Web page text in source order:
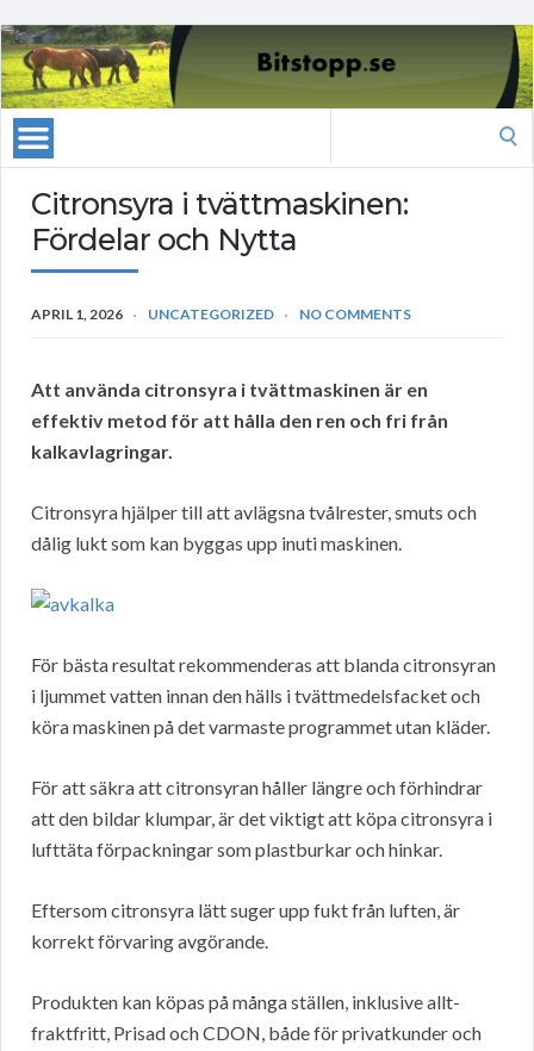
Citronsyra i tvättmaskinen:
Fördelar och Nytta
APRIL 1, 2026 UNCATEGORIZED NO COMMENTS
Att använda citronsyra i tvättmaskinen är en
effektiv metod för att hålla den ren och fri från
kalkavlagringar.
Citronsyra hjälper till att avlägsna tvålrester, smuts och
dålig lukt som kan byggas upp inuti maskinen.
För bästa resultat rekommenderas att blanda citronsyran
i ljummet vatten innan den hälls i tvättmedelsfacket och
köra maskinen på det varmaste programmet utan kläder.
För att säkra att citronsyran håller längre och förhindrar
att den bildar klumpar, är det viktigt att köpa citronsyra i
lufttäta förpackningar som plastburkar och hinkar.
Eftersom citronsyra lätt suger upp fukt från luften, är
korrekt förvaring avgörande.
Produkten kan köpas på många ställen, inklusive allt-
fraktfritt, Prisad och CDON, både för privatkunder och